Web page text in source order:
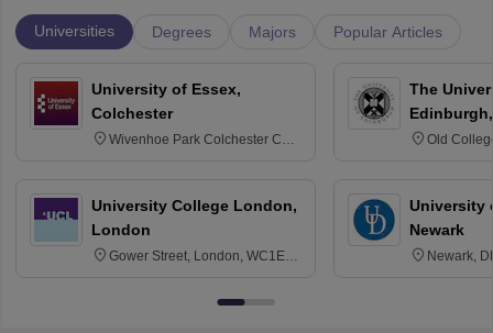
Universities Degrees Majors Popular Articles
University of Essex,
Colchester
Wivenhoe Park Colchester CO4
University College London,
London
Gower Street, London, WC1E
The
Old
University
Newark
Newark,